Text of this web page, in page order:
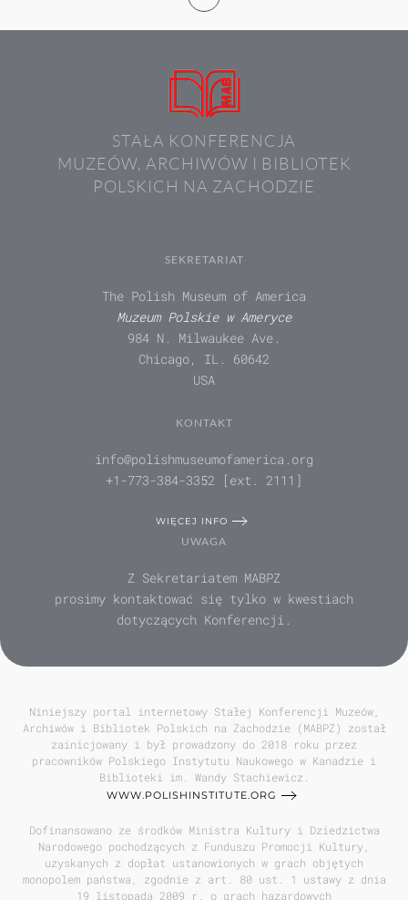
STAŁA KONFERENCJA
MUZEÓW, ARCHIWÓW I BIBLIOTEK
POLSKICH NA ZACHODZIE
SEKRETARIAT
The Polish Museum of America
Muzeum Polskie w Ameryce
984 N. Milwaukee Ave.
Chicago, IL. 60642
USA
KONTAKT
info@polishmuseumofamerica.org
+1-773-384-3352 [ext. 2111]
WIĘCEJ INFO
UWAGA
Z Sekretariatem MABPZ
prosimy kontaktować się tylko w kwestiach
dotyczących Konferencji.
Niniejszy portal internetowy Stałej Konferencji Muzeów,
Archiwów i Bibliotek Polskich na Zachodzie (MABPZ) został
zainicjowany i był prowadzony do 2018 roku przez
pracowników Polskiego Instytutu Naukowego w Kanadzie i
Biblioteki im. Wandy Stachiewicz.
WWW.POLISHINSTITUTE.ORG
Dofinansowano ze środków Ministra Kultury i Dziedzictwa
Narodowego pochodzących z Funduszu Promocji Kultury,
uzyskanych z dopłat ustanowionych w grach objętych
monopolem państwa, zgodnie z art. 80 ust. 1 ustawy z dnia
19 listopada 2009 r. o grach hazardowych